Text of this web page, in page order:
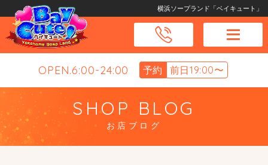
横浜ソープランド「ベイキュート」
OPEN.6:00-24:00 予約 前日19:00〜
SHOP BLOG
お店ブログ